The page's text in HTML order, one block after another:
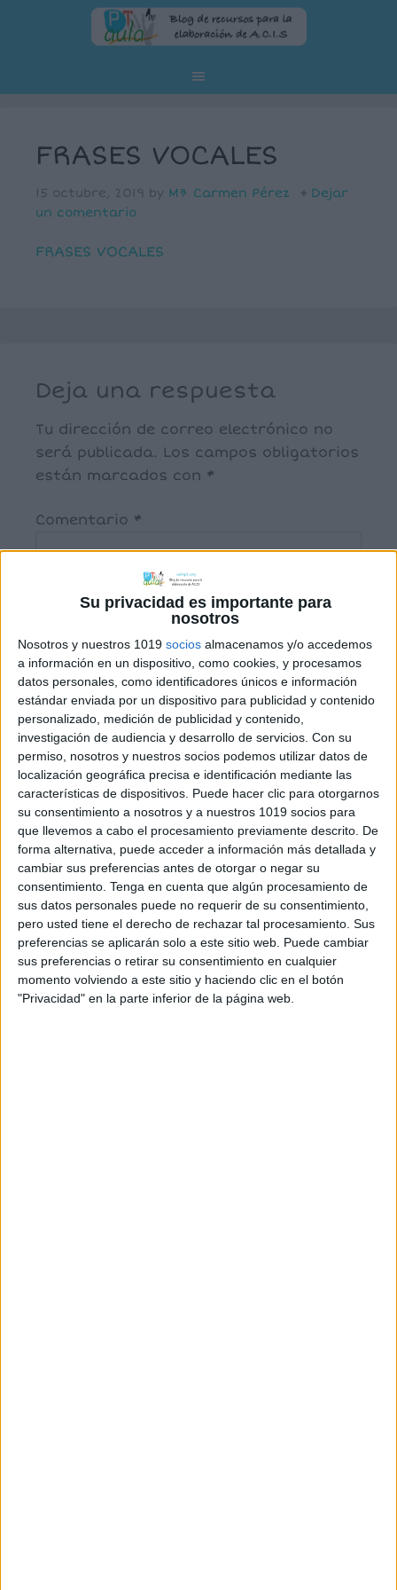
Su privacidad es importante para
nosotros
Nosotros y nuestros 1019 socios almacenamos y/o accedemos
a información en un dispositivo, como cookies, y procesamos
datos personales, como identificadores únicos e información
estándar enviada por un dispositivo para publicidad y contenido
personalizado, medición de publicidad y contenido,
investigación de audiencia y desarrollo de servicios. Con su
permiso, nosotros y nuestros socios podemos utilizar datos de
localización geográfica precisa e identificación mediante las
características de dispositivos. Puede hacer clic para otorgarnos
su consentimiento a nosotros y a nuestros 1019 socios para
que llevemos a cabo el procesamiento previamente descrito. De
forma alternativa, puede acceder a información más detallada y
cambiar sus preferencias antes de otorgar o negar su
consentimiento. Tenga en cuenta que algún procesamiento de
sus datos personales puede no requerir de su consentimiento,
pero usted tiene el derecho de rechazar tal procesamiento. Sus
preferencias se aplicarán solo a este sitio web. Puede cambiar
sus preferencias o retirar su consentimiento en cualquier
momento volviendo a este sitio y haciendo clic en el botón
"Privacidad" en la parte inferior de la página web.
FRASES VOCALES
15 octubre, 2019 by Mª Carmen Pérez
Dejar
un comentario
FRASES VOCALES
Deja una respuesta
Tu dirección de correo electrónico no
será publicada. Los campos obligatorios
están marcados con *
Comentario *
Nombre *
Correo electrónico
Web